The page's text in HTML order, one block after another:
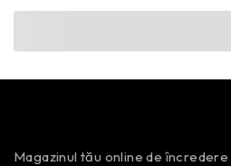
Magazinul tău online de